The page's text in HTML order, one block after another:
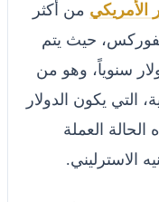
الأمريكي من أكثر
حيث يتم
على 250 مليار دولار سنوياً، وهو من
التي يكون الدولار
العملة
الاسترليني.